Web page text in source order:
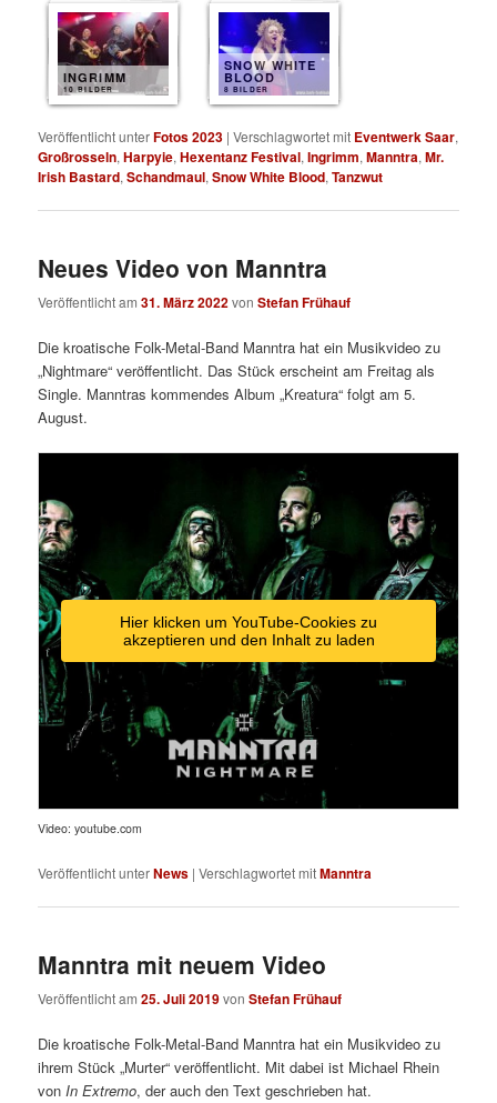
INGRIMM
10 BILDER
SNOW WHITE
BLOOD
8 BILDER
Veröffentlicht unterFotos 2023 |Verschlagwortet mit Eventwerk Saar,
Großrosseln,Harpyie,Hexentanz Festival,Ingrimm,Manntra,Mr.
Irish Bastard,Schandmaul,Snow White Blood,Tanzwut
Neues Video von Manntra
Veröffentlicht am31. März 2022vonStefan Frühauf
Die kroatische Folk-Metal-Band Manntra hat ein Musikvideo zu
„Nightmare“ veröffentlicht. Das Stück erscheint am Freitag als
Single. Manntras kommendes Album „Kreatura“ folgt am 5.
August.
Hier klicken um YouTube-Cookies zu
akzeptieren und den Inhalt zu laden
Video: youtube.com
Veröffentlicht unterNews |Verschlagwortet mitManntra
Manntra mit neuem Video
Veröffentlicht am25. Juli 2019vonStefan Frühauf
Die kroatische Folk-Metal-Band Manntra hat ein Musikvideo zu
ihrem Stück „Murter“ veröffentlicht. Mit dabei ist Michael Rhein
vonIn Extremo, der auch den Text geschrieben hat.